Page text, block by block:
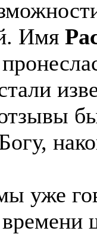
Имя
уже